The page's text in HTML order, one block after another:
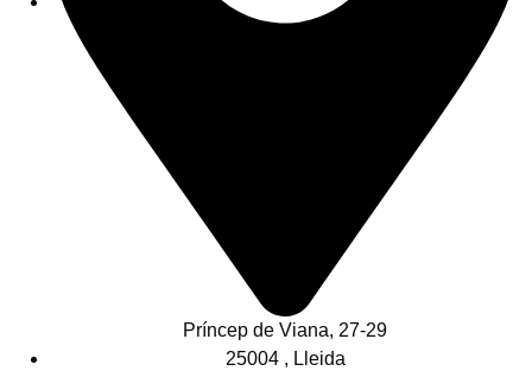
Príncep de Viana, 27-29
25004 , Lleida